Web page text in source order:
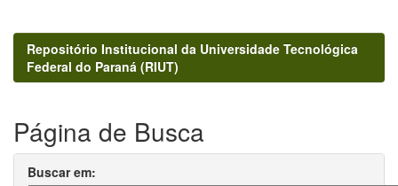
Repositório Institucional da Universidade Tecnológica
Federal do Paraná (RIUT)
Página de Busca
Buscar em: